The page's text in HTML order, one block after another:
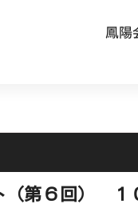
鳳陽
（第６回） １